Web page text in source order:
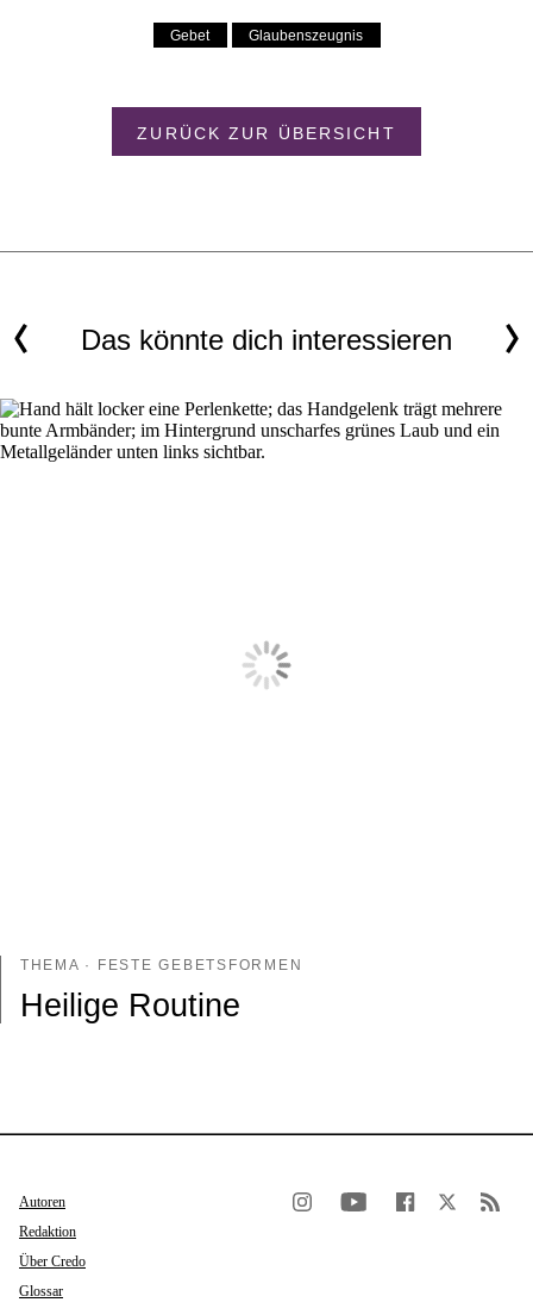
Gebet Glaubenszeugnis
ZURÜCK ZUR ÜBERSICHT
Das könnte dich interessieren
THEMA · FESTE GEBETSFORMEN
Heilige Routine
Autoren
Redaktion
Über Credo
Glossar